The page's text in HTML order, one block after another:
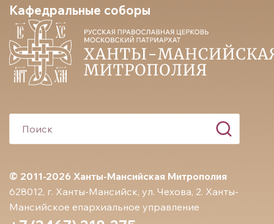
© 2011-2026 Ханты-Мансийская Митрополия
628012, г. Ханты-Мансийск, ул. Чехова, 2. Ханты-
Мансийское епархиальное управление
Кафедральные соборы